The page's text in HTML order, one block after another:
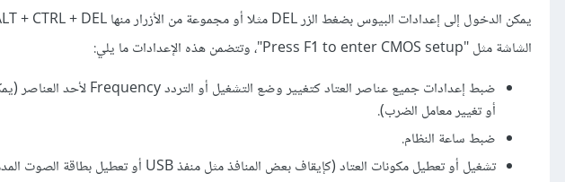
الشاشة مثل "Press F1 to enter CMOS setup"، وتتضمن هذه الإعدادات ما يلي:
ضبط إعدادات جميع عناصر العتاد كتغيير وضع التشغيل أو التردد Frequency لأحد العناصر (يمكن
أو تغيير معامل الضرب).
ضبط ساعة النظام.
تشغيل أو تعطيل مكونات العتاد (كإيقاف بعض المنافذ مثل منفذ USB أو تعطيل بطاقة الصوت المدمجة).